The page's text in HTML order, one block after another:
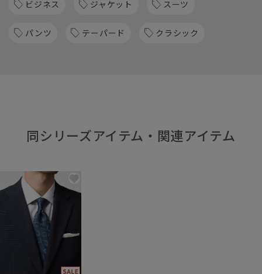
ビジネス ジャケット スーツ
パンツ テーパード クラシック
同シリーズアイテム・関連アイテム